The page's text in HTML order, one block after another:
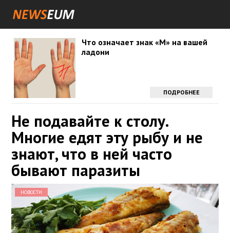
Что означает знак «М» на вашей
ладони
ПОДРОБНЕЕ
Не подавайте к столу.
Многие едят эту рыбу и не
знают, что в ней часто
бывают паразиты
НОВОСТИ